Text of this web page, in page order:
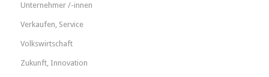
Unternehmer /-innen
Verkaufen, Service
Volkswirtschaft
Zukunft, Innovation